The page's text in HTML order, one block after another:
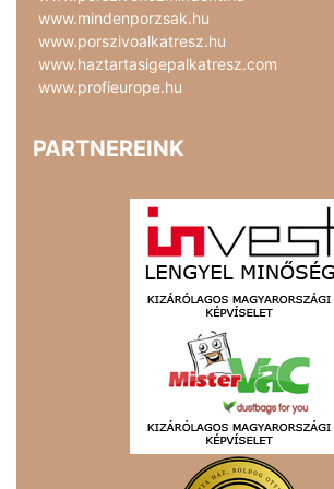
www.mindenporzsak.hu
www.porszivoalkatresz.hu
www.haztartasigepalkatresz.com
www.profieurope.hu
PARTNEREINK